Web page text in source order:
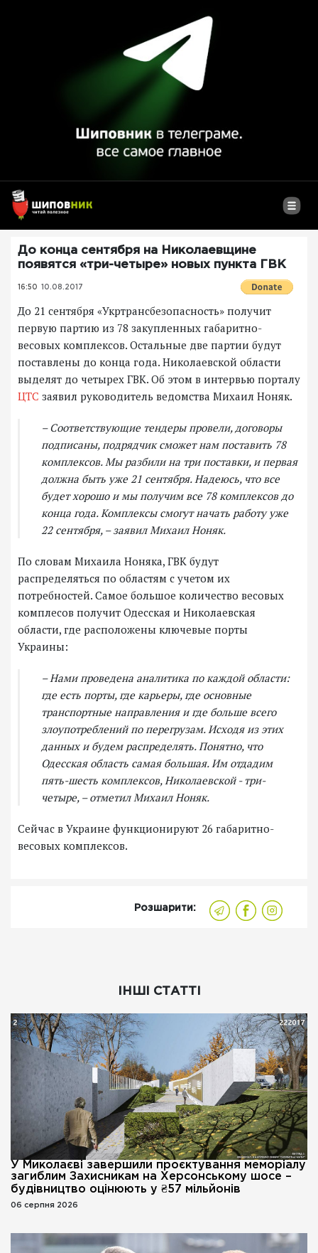
До конца сентября на Николаевщине
появятся «три-четыре» новых пункта ГВК
16:50 10.08.2017
До 21 сентября «Укртрансбезопасность» получит
первую партию из 78 закупленных габаритно-
весовых комплексов. Остальные две партии будут
поставлены до конца года. Николаевской области
выделят до четырех ГВК. Об этом в интервью порталу
ЦТС заявил руководитель ведомства Михаил Ноняк.
– Соответствующие тендеры провели, договоры
подписаны, подрядчик сможет нам поставить 78
комплексов. Мы разбили на три поставки, и первая
должна быть уже 21 сентября. Надеюсь, что все
будет хорошо и мы получим все 78 комплексов до
конца года. Комплексы смогут начать работу уже
22 сентября, – заявил Михаил Ноняк.
По словам Михаила Ноняка, ГВК будут
распределяться по областям с учетом их
потребностей. Самое большое количество весовых
комплесов получит Одесская и Николаевская
области, где расположены ключевые порты
Украины:
– Нами проведена аналитика по каждой области:
где есть порты, где карьеры, где основные
транспортные направления и где больше всего
злоупотреблений по перегрузам. Исходя из этих
данных и будем распределять. Понятно, что
Одесская область самая большая. Им отдадим
пять-шесть комплексов, Николаевской - три-
четыре, – отметил Михаил Ноняк.
Сейчас в Украине функционируют 26 габаритно-
весовых комплексов.
Розшарити:
ІНШІ СТАТТІ
У Миколаєві завершили проєктування меморіалу
загиблим Захисникам на Херсонському шосе –
будівництво оцінюють у ₴57 мільйонів
06 серпня 2026